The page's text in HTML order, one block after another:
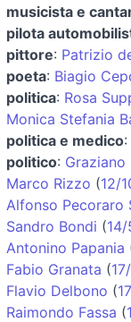
musicista e
pilota
pittore: Patrizio
poeta: Biagio
politica: Rosa
Monica Stefania
politica e medico:
politico: Graziano
Marco Rizzo (12/
Alfonso Pecoraro
Sandro Bondi (14/
Antonino Papania
Fabio Granata (
Flavio Delbono (
Raimondo Fassa (